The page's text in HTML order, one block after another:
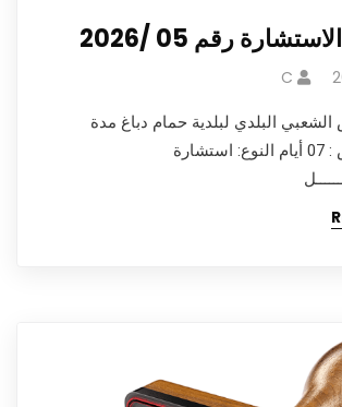
رقم 05 /2026
C
الشعبي البلدي لبلدية حمام دباغ مدة
تحضير العروض : 07 أيام النوع: استشارة